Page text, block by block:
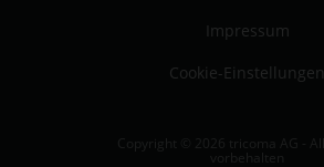
Impressum
Cookie-Einstellungen